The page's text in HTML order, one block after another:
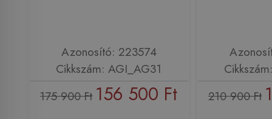
Azonosító: 223574
Cikkszám: AGI_AG31
175 900 Ft 156 500 Ft 210 900 Ft